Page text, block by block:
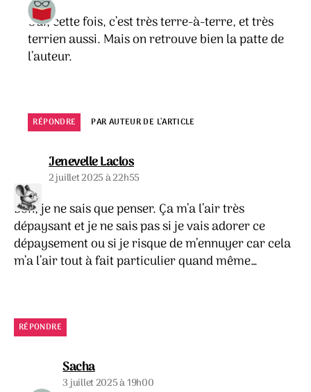
Oui, cette fois, c’est très terre-à-terre, et très
terrien aussi. Mais on retrouve bien la patte de
l’auteur.
RÉPONDRE PAR AUTEUR DE L’ARTICLE
Jenevelle Laclosdit :
2 juillet 2025 à 22h55
Bon, je ne sais que penser. Ça m’a l’air très
dépaysant et je ne sais pas si je vais adorer ce
dépaysement ou si je risque de m’ennuyer car cela
m’a l’air tout à fait particulier quand même…
RÉPONDRE
Sachadit :
3 juillet 2025 à 19h00